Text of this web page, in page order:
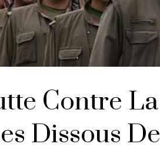
Contre La
Dissous De